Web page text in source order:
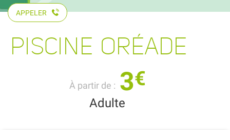
APPELER
PISCINE ORÉADE
À partir de : 3€
Adulte